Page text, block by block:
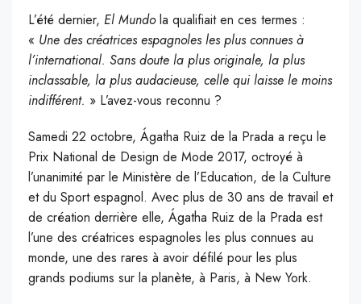
L’été dernier, El Mundola qualifiait en ces termes :
« Une des créatrices espagnoles les plus connues à
l’international. Sans doute la plus originale, la plus
inclassable, la plus audacieuse, celle qui laisse le moins
indifférent. » L’avez-vous reconnu ?
Samedi 22 octobre, Ágatha Ruiz de la Prada a reçu le
Prix National de Design de Mode 2017, octroyé à
l’unanimité par le Ministère de l’Education, de la Culture
et du Sport espagnol. Avec plus de 30 ans de travail et
de création derrière elle, Ágatha Ruiz de la Prada est
l’une des créatrices espagnoles les plus connues au
monde, une des rares à avoir défilé pour les plus
grands podiums sur la planète, à Paris, à New York.